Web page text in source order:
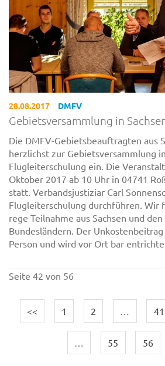
28.08.2017 DMFV
Gebietsversammlung in
Die DMFV-Gebietsbeauftragten aus
herzlichst zur Gebietsversammlung
Flugleiterschulung ein. Die
Oktober 2017 ab 10 Uhr in 04741
statt. Verbandsjustiziar Carl
Flugleiterschulung durchführen. Wir
rege Teilnahme aus Sachsen und
Bundesländern. Der
Person und wird vor Ort bar
Seite 42 von 56
<< 1 2 … 41
… 55 56